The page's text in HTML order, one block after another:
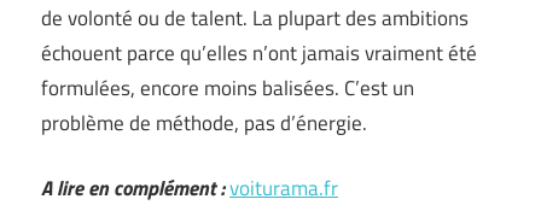
de volonté ou de talent. La plupart des ambitions
échouent parce qu’elles n’ont jamais vraiment été
formulées, encore moins balisées. C’est un
problème de méthode, pas d’énergie.
A lire en complément :voiturama.fr